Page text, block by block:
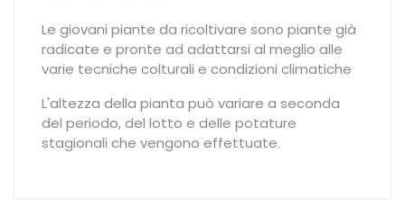
Le giovani piante da ricoltivare sono piante già
radicate e pronte ad adattarsi al meglio alle
varie tecniche colturali e condizioni climatiche
L'altezza della pianta può variare a seconda
del periodo, del lotto e delle potature
stagionali che vengono effettuate.